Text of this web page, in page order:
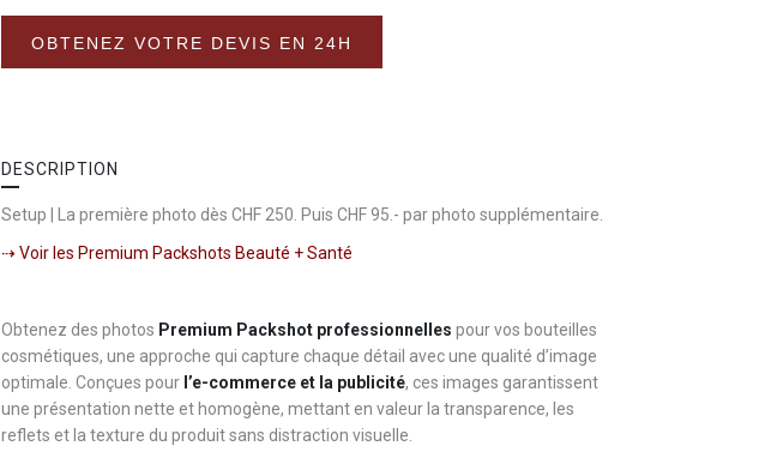
DESCRIPTION
Setup | La première photo dès CHF 250. Puis CHF 95.- par photo supplémentaire.
⇢ Voir les Premium Packshots Beauté + Santé
Obtenez des photos Premium Packshot professionnelles pour vos bouteilles
cosmétiques, une approche qui capture chaque détail avec une qualité d’image
optimale. Conçues pour l’e-commerce et la publicité, ces images garantissent
une présentation nette et homogène, mettant en valeur la transparence, les
reflets et la texture du produit sans distraction visuelle.